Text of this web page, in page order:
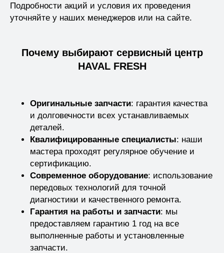
Подробности акций и условия их проведения
уточняйте у наших менеджеров или на сайте.
Почему выбирают сервисный центр
HAVAL FRESH
Оригинальные запчасти: гарантия качества
и долговечности всех устанавливаемых
деталей.
Квалифицированные специалисты: наши
мастера проходят регулярное обучение и
сертификацию.
Современное оборудование: использование
передовых технологий для точной
диагностики и качественного ремонта.
Гарантия на работы и запчасти: мы
предоставляем гарантию 1 год на все
выполненные работы и установленные
запчасти.